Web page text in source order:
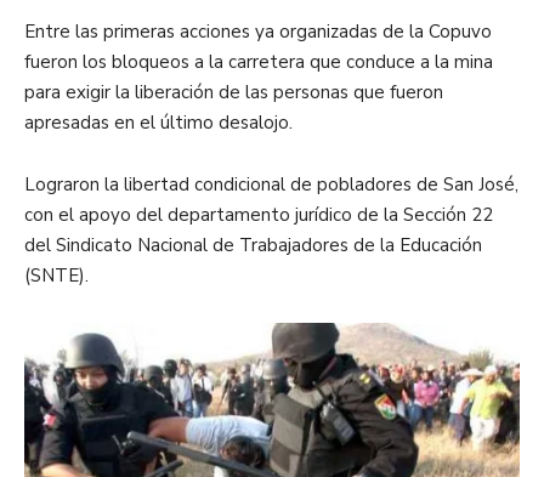
Entre las primeras acciones ya organizadas de la Copuvo
fueron los bloqueos a la carretera que conduce a la mina
para exigir la liberación de las personas que fueron
apresadas en el último desalojo.
Lograron la libertad condicional de pobladores de San José,
con el apoyo del departamento jurídico de la Sección 22
del Sindicato Nacional de Trabajadores de la Educación
(SNTE).